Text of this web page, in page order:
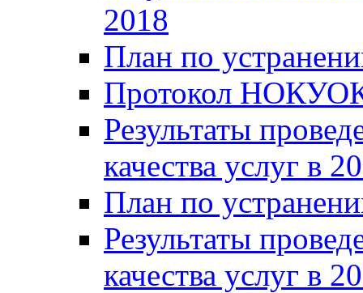
2018
План по
Протокол
Результаты
качества услуг в
План по
Результаты
качества услуг в